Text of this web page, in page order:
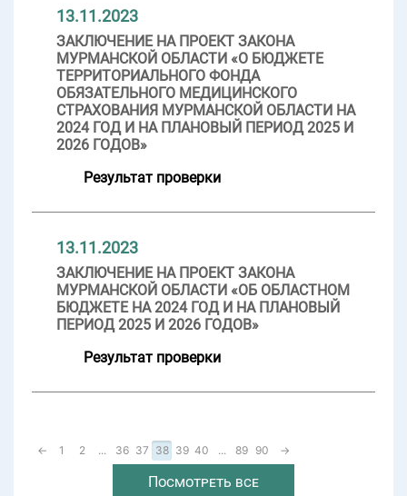
13.11.2023
ЗАКЛЮЧЕНИЕ НА ПРОЕКТ ЗАКОНА
МУРМАНСКОЙ ОБЛАСТИ «О БЮДЖЕТЕ
ТЕРРИТОРИАЛЬНОГО ФОНДА
ОБЯЗАТЕЛЬНОГО МЕДИЦИНСКОГО
СТРАХОВАНИЯ МУРМАНСКОЙ ОБЛАСТИ НА
2024 ГОД И НА ПЛАНОВЫЙ ПЕРИОД 2025 И
2026 ГОДОВ»
Результат проверки
13.11.2023
ЗАКЛЮЧЕНИЕ НА ПРОЕКТ ЗАКОНА
МУРМАНСКОЙ ОБЛАСТИ «ОБ ОБЛАСТНОМ
БЮДЖЕТЕ НА 2024 ГОД И НА ПЛАНОВЫЙ
ПЕРИОД 2025 И 2026 ГОДОВ»
Результат проверки
← 1 2 ... 36 37 38 39 40 ... 89 90 →
Посмотреть все